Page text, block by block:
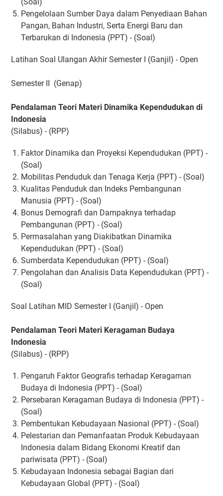
Pengelolaan Sumber Daya dalam Penyediaan Bahan
Pangan, Bahan Industri, Serta Energi Baru dan
Terbarukan di Indonesia (PPT) - (Soal)
Latihan Soal Ulangan Akhir Semester I (Ganjil) - Open
Semester II (Genap)
Pendalaman Teori Materi Dinamika Kependudukan di
Indonesia
(Silabus) - (RPP)
Faktor Dinamika dan Proyeksi Kependudukan (PPT) -
(Soal)
Mobilitas Penduduk dan Tenaga Kerja (PPT) - (Soal)
Kualitas Penduduk dan Indeks Pembangunan
Manusia (PPT) - (Soal)
Bonus Demografi dan Dampaknya terhadap
Pembangunan (PPT) - (Soal)
Permasalahan yang Diakibatkan Dinamika
Kependudukan (PPT) - (Soal)
Sumberdata Kependudukan (PPT) - (Soal)
Pengolahan dan Analisis Data Kependudukan (PPT) -
(Soal)
Soal Latihan MID Semester I (Ganjil) - Open
Pendalaman Teori Materi Keragaman Budaya
Indonesia
(Silabus) - (RPP)
Pengaruh Faktor Geografis terhadap Keragaman
Budaya di Indonesia (PPT) - (Soal)
Persebaran Keragaman Budaya di Indonesia (PPT) -
(Soal)
Pembentukan Kebudayaan Nasional (PPT) - (Soal)
Pelestarian dan Pemanfaatan Produk Kebudayaan
Indonesia dalam Bidang Ekonomi Kreatif dan
pariwisata (PPT) - (Soal)
Kebudayaan Indonesia sebagai Bagian dari
Kebudayaan Global (PPT) - (Soal)